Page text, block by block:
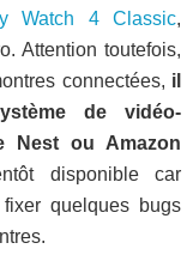
Watch 4 Classic,
Attention toutefois,
connectées, il
de vidéo-
Nest ou Amazon
disponible car
quelques bugs